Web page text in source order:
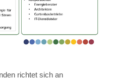
richtet sich an